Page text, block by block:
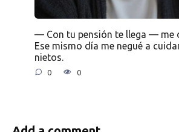
— Con tu pensión te llega — me
Ese mismo día me negué a
nietos.
0 0